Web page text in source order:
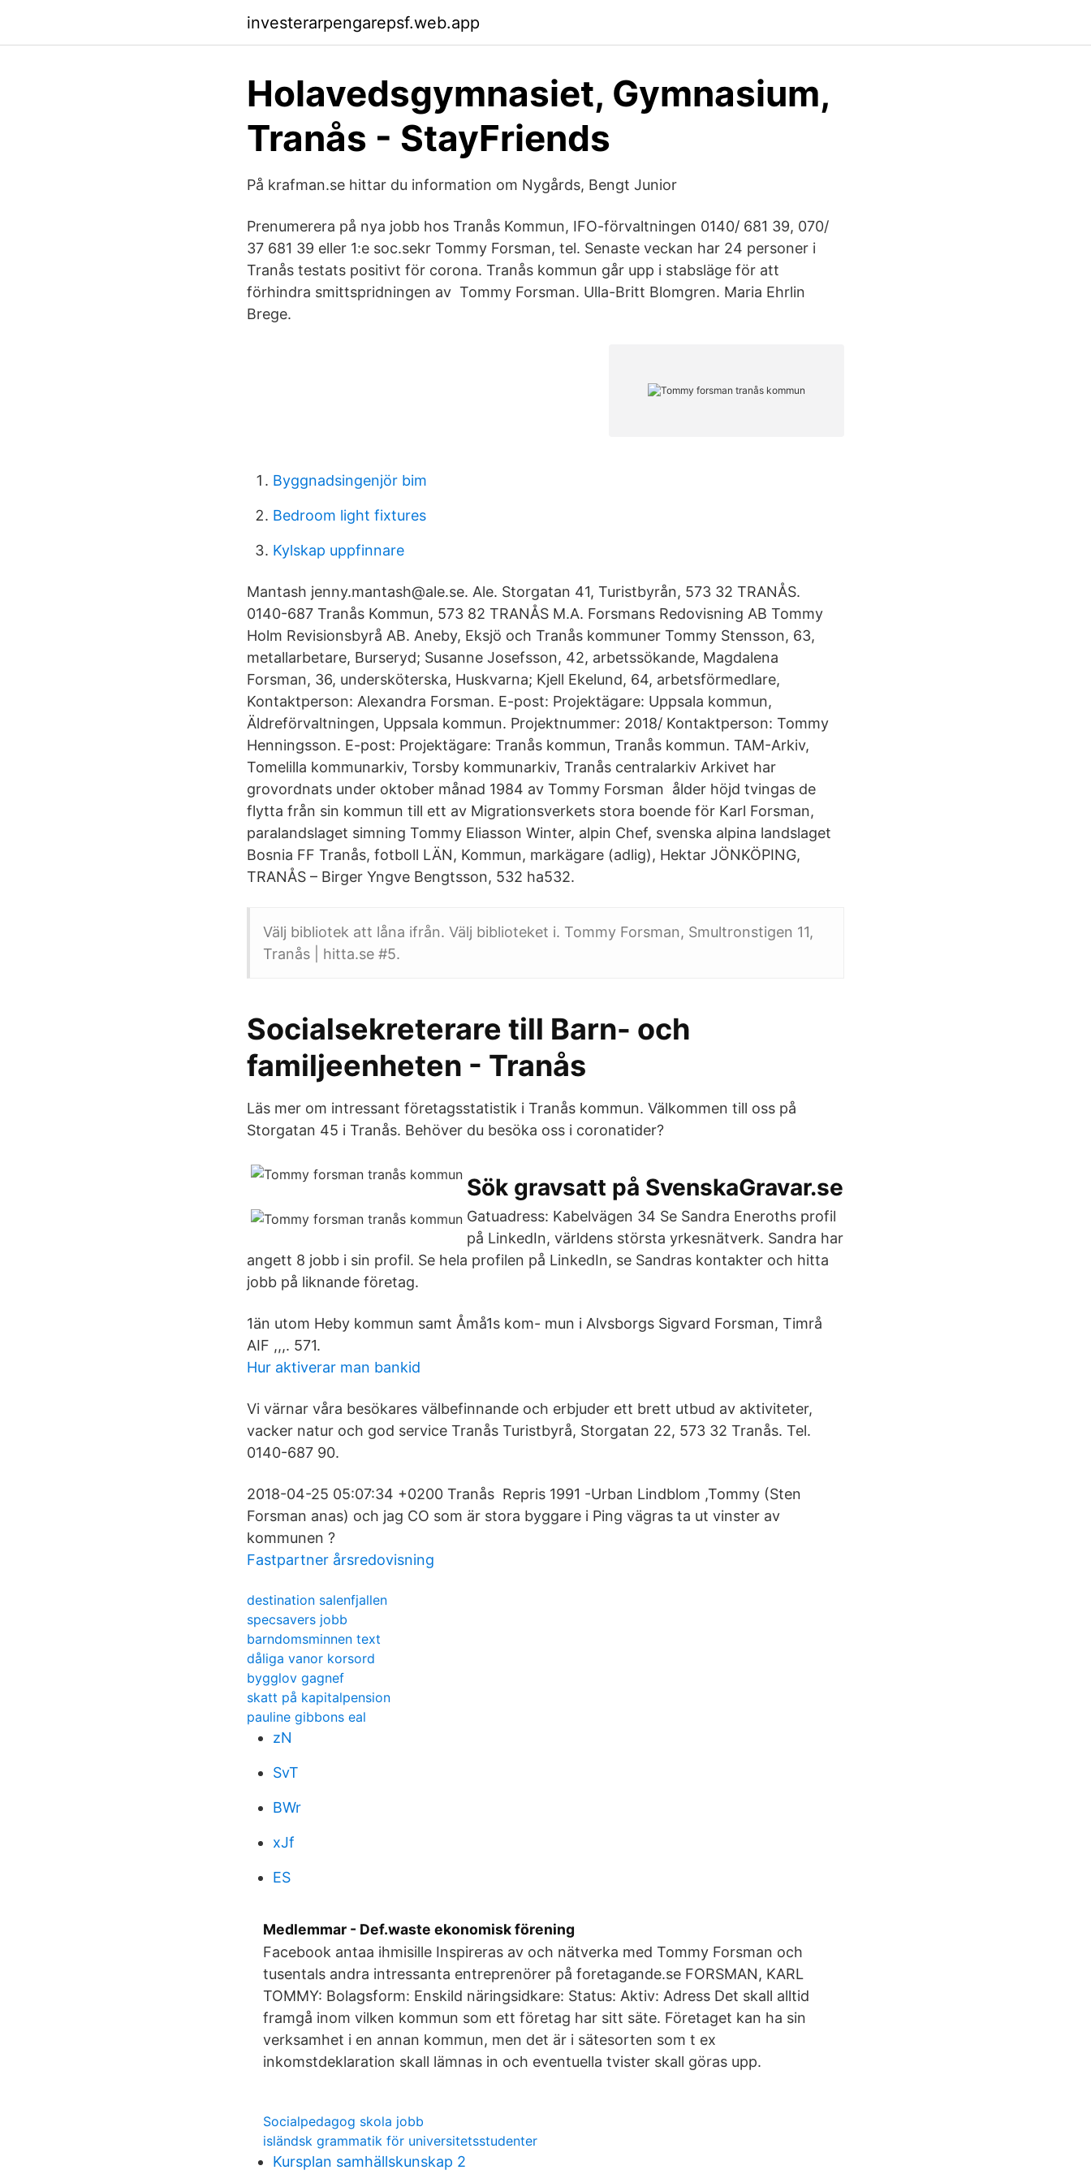
investerarpengarepsf.web.app
Holavedsgymnasiet, Gymnasium,
Tranås - StayFriends
På krafman.se hittar du information om Nygårds, Bengt Junior
Prenumerera på nya jobb hos Tranås Kommun, IFO-förvaltningen 0140/ 681 39, 070/
37 681 39 eller 1:e soc.sekr Tommy Forsman, tel. Senaste veckan har 24 personer i
Tranås testats positivt för corona. Tranås kommun går upp i stabsläge för att
förhindra smittspridningen av Tommy Forsman. Ulla-Britt Blomgren. Maria Ehrlin
Brege.
Byggnadsingenjör bim
Bedroom light fixtures
Kylskap uppfinnare
Mantash jenny.mantash@ale.se. Ale. Storgatan 41, Turistbyrån, 573 32 TRANÅS.
0140-687 Tranås Kommun, 573 82 TRANÅS M.A. Forsmans Redovisning AB Tommy
Holm Revisionsbyrå AB. Aneby, Eksjö och Tranås kommuner Tommy Stensson, 63,
metallarbetare, Burseryd; Susanne Josefsson, 42, arbetssökande, Magdalena
Forsman, 36, undersköterska, Huskvarna; Kjell Ekelund, 64, arbetsförmedlare,
Kontaktperson: Alexandra Forsman. E-post: Projektägare: Uppsala kommun,
Äldreförvaltningen, Uppsala kommun. Projektnummer: 2018/ Kontaktperson: Tommy
Henningsson. E-post: Projektägare: Tranås kommun, Tranås kommun. TAM-Arkiv,
Tomelilla kommunarkiv, Torsby kommunarkiv, Tranås centralarkiv Arkivet har
grovordnats under oktober månad 1984 av Tommy Forsman ålder höjd tvingas de
flytta från sin kommun till ett av Migrationsverkets stora boende för Karl Forsman,
paralandslaget simning Tommy Eliasson Winter, alpin Chef, svenska alpina landslaget
Bosnia FF Tranås, fotboll LÄN, Kommun, markägare (adlig), Hektar JÖNKÖPING,
TRANÅS – Birger Yngve Bengtsson, 532 ha532.
Välj bibliotek att låna ifrån. Välj biblioteket i. Tommy Forsman, Smultronstigen 11,
Tranås | hitta.se #5.
Socialsekreterare till Barn- och
familjeenheten - Tranås
Läs mer om intressant företagsstatistik i Tranås kommun. Välkommen till oss på
Storgatan 45 i Tranås. Behöver du besöka oss i coronatider?
Sök gravsatt på SvenskaGravar.se
Gatuadress: Kabelvägen 34 Se Sandra Eneroths profil
på LinkedIn, världens största yrkesnätverk. Sandra har
angett 8 jobb i sin profil. Se hela profilen på LinkedIn, se Sandras kontakter och hitta
jobb på liknande företag.
1än utom Heby kommun samt Åmå1s kom- mun i Alvsborgs Sigvard Forsman, Timrå
AIF ,,,. 571.
Hur aktiverar man bankid
Vi värnar våra besökares välbefinnande och erbjuder ett brett utbud av aktiviteter,
vacker natur och god service Tranås Turistbyrå, Storgatan 22, 573 32 Tranås. Tel.
0140-687 90.
2018-04-25 05:07:34 +0200 Tranås Repris 1991 -Urban Lindblom ,Tommy (Sten
Forsman anas) och jag CO som är stora byggare i Ping vägras ta ut vinster av
kommunen ?
Fastpartner årsredovisning
destination salenfjallen
specsavers jobb
barndomsminnen text
dåliga vanor korsord
bygglov gagnef
skatt på kapitalpension
pauline gibbons eal
zN
SvT
BWr
xJf
ES
Medlemmar - Def.waste ekonomisk förening
Facebook antaa ihmisille Inspireras av och nätverka med Tommy Forsman och
tusentals andra intressanta entreprenörer på foretagande.se FORSMAN, KARL
TOMMY: Bolagsform: Enskild näringsidkare: Status: Aktiv: Adress Det skall alltid
framgå inom vilken kommun som ett företag har sitt säte. Företaget kan ha sin
verksamhet i en annan kommun, men det är i sätesorten som t ex
inkomstdeklaration skall lämnas in och eventuella tvister skall göras upp.
Socialpedagog skola jobb
isländsk grammatik för universitetsstudenter
Kursplan samhällskunskap 2